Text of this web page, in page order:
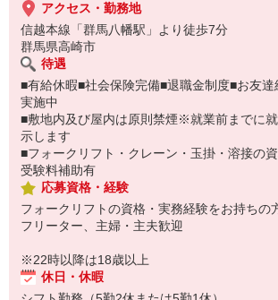
アクセス・勤務地
信越本線「群馬八幡駅」より徒歩7分
群馬県高崎市
待遇
■有給休暇■社会保険完備■退職金制度■お友
実施中
■敷地内及び屋内は原則禁煙※就業前までに
示します
■フォークリフト・クレーン・玉掛・溶接の
受験料補助有
応募資格・経験
フォークリフトの資格・実務経験をお持ちの
フリーター、主婦・主夫歓迎
※22時以降は18歳以上
休日・休暇